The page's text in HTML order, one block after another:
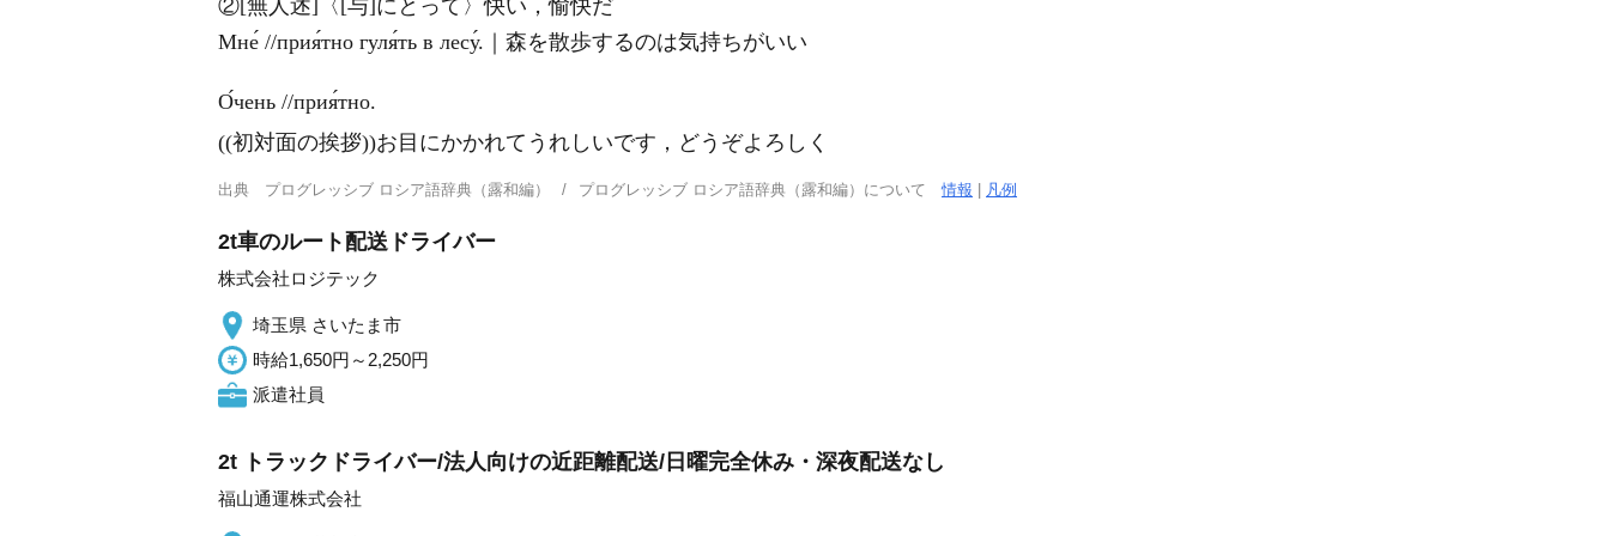
②[無人述]〈[与]にとって〉快い，愉快だ
Мне́ //прия́тно гуля́ть в лесу́.｜森を散歩するのは気持ちがいい
О́чень //прия́тно.
((初対面の挨拶))お目にかかれてうれしいです，どうぞよろしく
出典 プログレッシブ ロシア語辞典（露和編） プログレッシブ ロシア語辞典（露和編）について情報 凡例
2t車のルート配送ドライバー
株式会社ロジテック
埼玉県 さいたま市
時給1,650円～2,250円
派遣社員
2t トラックドライバー/法人向けの近距離配送/日曜完全休み・深夜配送なし
福山通運株式会社